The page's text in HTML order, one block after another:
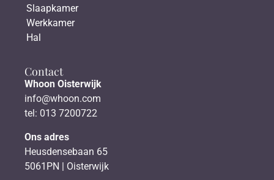
Slaapkamer
Werkkamer
Hal
Contact
Whoon Oisterwijk
info@whoon.com
tel: 013 7200722
Ons adres
Heusdensebaan 65
5061PN | Oisterwijk